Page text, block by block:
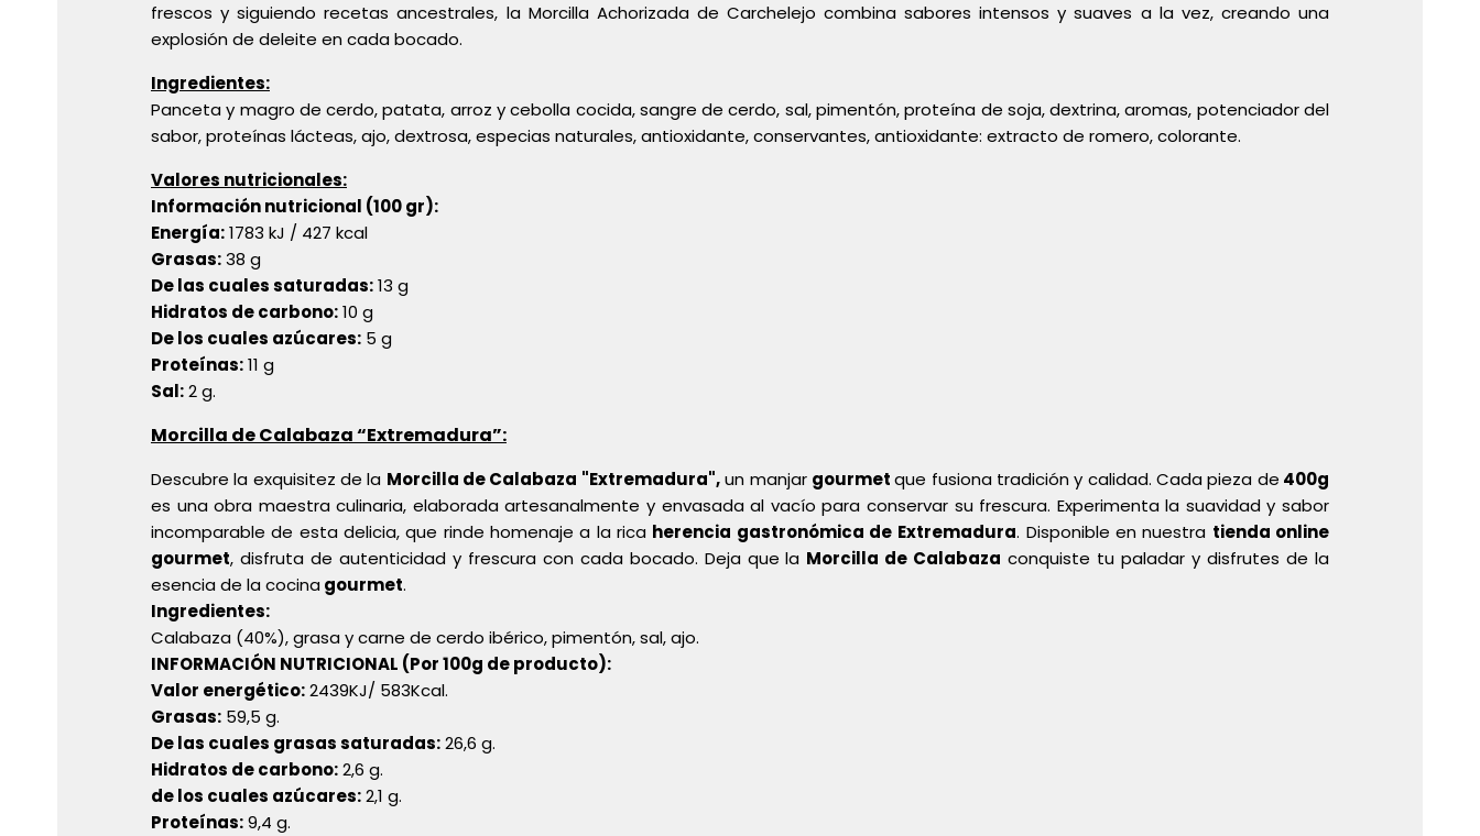
frescos y siguiendo recetas ancestrales, la Morcilla Achorizada de Carchelejo combina sabores intensos y suaves a la vez, creando una
explosión de deleite en cada bocado.
Ingredientes:
Panceta y magro de cerdo, patata, arroz y cebolla cocida, sangre de cerdo, sal, pimentón, proteína de soja, dextrina, aromas, potenciador del
sabor, proteínas lácteas, ajo, dextrosa, especias naturales, antioxidante, conservantes, antioxidante: extracto de romero, colorante.
Valores nutricionales:
Información nutricional (100 gr):
Energía:1783 kJ / 427 kcal
Grasas:38 g
De las cuales saturadas:13 g
Hidratos de carbono:10 g
De los cuales azúcares: 5 g
Proteínas:11 g
Sal:2 g.
Morcilla de Calabaza “Extremadura”:
Descubre la exquisitez de la Morcilla de Calabaza "Extremadura",un manjar gourmetque fusiona tradición y calidad. Cada pieza de 400g
es una obra maestra culinaria, elaborada artesanalmente y envasada al vacío para conservar su frescura. Experimenta la suavidad y sabor
incomparable de esta delicia, que rinde homenaje a la rica herencia gastronómica de Extremadura. Disponible en nuestra tienda online
gourmet, disfruta de autenticidad y frescura con cada bocado. Deja que la Morcilla de Calabaza conquiste tu paladar y disfrutes de la
esencia de la cocina gourmet.
Ingredientes:
Calabaza (40%), grasa y carne de cerdo ibérico, pimentón, sal, ajo.
INFORMACIÓN NUTRICIONAL (Por 100g de producto):
Valor energético:2439KJ/ 583Kcal.
Grasas: 59,5 g.
De las cuales grasas saturadas:26,6 g.
Hidratos de carbono:2,6 g.
de los cuales azúcares:2,1 g.
Proteínas:9,4 g.